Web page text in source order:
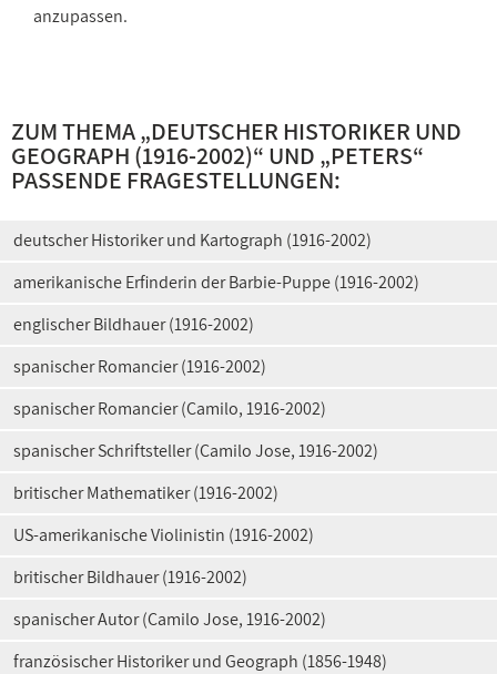
anzupassen.
ZUM THEMA „DEUTSCHER HISTORIKER UND
GEOGRAPH (1916-2002)“ UND „PETERS“
PASSENDE FRAGESTELLUNGEN:
deutscher Historiker und Kartograph (1916-2002)
amerikanische Erfinderin der Barbie-Puppe (1916-2002)
englischer Bildhauer (1916-2002)
spanischer Romancier (1916-2002)
spanischer Romancier (Camilo, 1916-2002)
spanischer Schriftsteller (Camilo Jose, 1916-2002)
britischer Mathematiker (1916-2002)
US-amerikanische Violinistin (1916-2002)
britischer Bildhauer (1916-2002)
spanischer Autor (Camilo Jose, 1916-2002)
französischer Historiker und Geograph (1856-1948)